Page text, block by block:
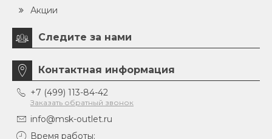
Акции
Следите за нами
Контактная информация
+7 (499) 113-84-42
Заказать обратный звонок
info@msk-outlet.ru
Время работы: